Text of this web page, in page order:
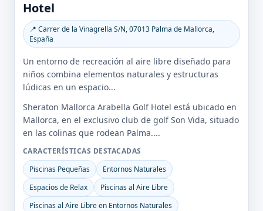
Hotel
📍 Carrer de la Vinagrella S/N, 07013 Palma de Mallorca,
España
Un entorno de recreación al aire libre diseñado para
niños combina elementos naturales y estructuras
lúdicas en un espacio...
Sheraton Mallorca Arabella Golf Hotel está ubicado en
Mallorca, en el exclusivo club de golf Son Vida, situado
en las colinas que rodean Palma....
CARACTERÍSTICAS DESTACADAS
Piscinas Pequeñas
Entornos Naturales
Espacios de Relax
Piscinas al Aire Libre
Piscinas al Aire Libre en Entornos Naturales